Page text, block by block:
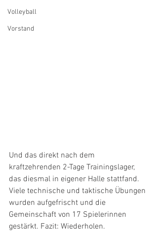
Volleyball
Vorstand
Und das direkt nach dem
kraftzehrenden 2-Tage Trainingslager,
das diesmal in eigener Halle stattfand.
Viele technische und taktische Übungen
wurden aufgefrischt und die
Gemeinschaft von 17 Spielerinnen
gestärkt. Fazit: Wiederholen.